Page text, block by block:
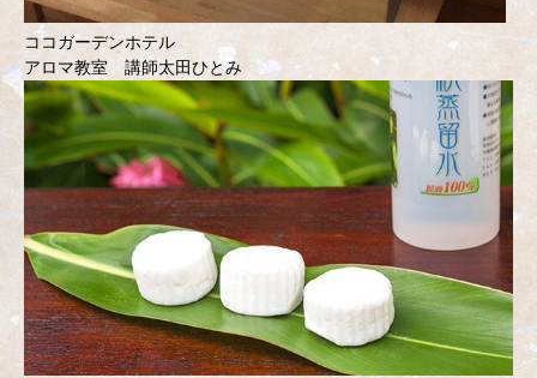
ココガーデンホテル
アロマ教室 講師太田ひとみ